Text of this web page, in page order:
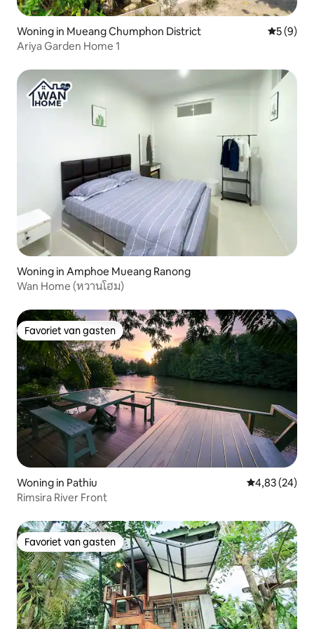
Woning in Mueang Chumphon District
5 (9)
Ariya Garden Home 1
Woning in Amphoe Mueang Ranong
Wan Home (หวานโฮม)
Favoriet van gasten
Favoriet van gasten
Woning in Pathiu Gemiddelde
4,83 (24)
Rimsira River Front
Favoriet van gasten
Favoriet van gasten